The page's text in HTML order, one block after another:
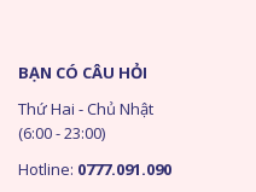
BẠN CÓ CÂU HỎI
Thứ Hai - Chủ Nhật
(6:00 - 23:00)
Hotline: 0777.091.090